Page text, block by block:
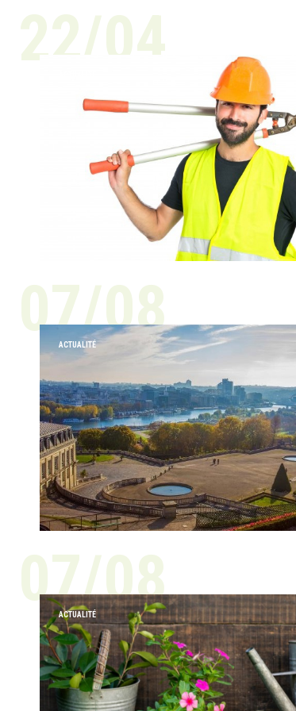
22/04
07/08
ACTUALITÉ
07/08
ACTUALITÉ